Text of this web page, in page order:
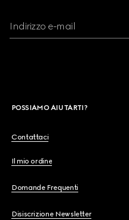
Indirizzo e-mail
POSSIAMO AIUTARTI?
Contattaci
Il mio ordine
Domande Frequenti
Disiscrizione Newsletter